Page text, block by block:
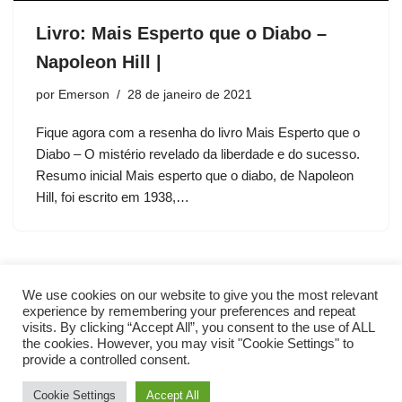
Livro: Mais Esperto que o Diabo –
Napoleon Hill |
por Emerson 28 de janeiro de 2021
Fique agora com a resenha do livro Mais Esperto que o
Diabo – O mistério revelado da liberdade e do sucesso.
Resumo inicial Mais esperto que o diabo, de Napoleon
Hill, foi escrito em 1938,…
We use cookies on our website to give you the most relevant
experience by remembering your preferences and repeat
visits. By clicking “Accept All”, you consent to the use of ALL
the cookies. However, you may visit "Cookie Settings" to
provide a controlled consent.
Cookie Settings Accept All